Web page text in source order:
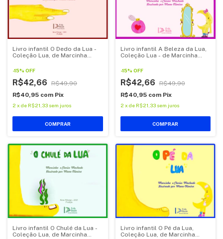
Livro infantil O Dedo da Lua -
Coleção Lua, de Marcinha
-15% OFF
R$42,66
R$49,90
R$40,95 com Pix
2 x de R$21,33 sem juros
Livro infantil A Beleza da Lua,
Coleção Lua - de Marcinha
-15% OFF
R$42,66
R$49,90
R$40,95 com Pix
2 x de R$21,33 sem juros
Livro infantil O Chulé da Lua -
Coleção Lua, de Marcinha
Livro infantil O Pé da Lua,
Coleção Lua, de Marcinha